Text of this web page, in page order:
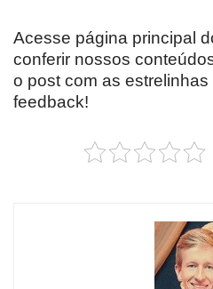
Acesse página principal
conferir nossos
o post com as
feedback!